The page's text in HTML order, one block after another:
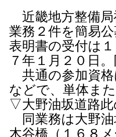
近畿地方整備局
業務２件を簡易
表明書の受付は
７年１月２０日
共通の参加資格
などで、単体ま
▽大野油坂道路
同業務は大野油
木谷橋（１６８